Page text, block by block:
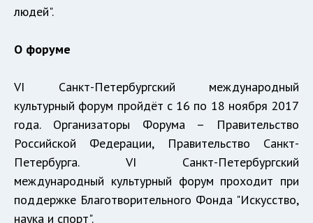
людей".
О форуме
VI Санкт-Петербургский международный
культурный форум пройдёт с 16 по 18 ноября 2017
года. Организаторы Форума – Правительство
Российской Федерации, Правительство Санкт-
Петербурга. VI Санкт-Петербургский
международный культурный форум проходит при
поддержке Благотворительного Фонда "Искусство,
наука и спорт".